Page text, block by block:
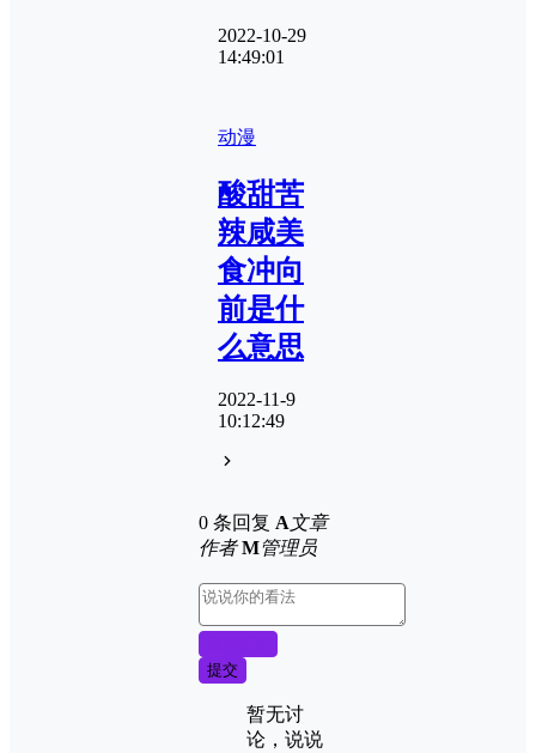
2022-10-29
14:49:01
动漫
酸甜苦
辣咸美
食冲向
前是什
么意思
2022-11-9
10:12:49
0 条回复 A文章
作者 M管理员
提交
暂无讨
论，说说